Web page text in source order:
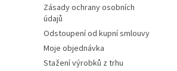
Zásady ochrany osobních
údajů
Odstoupení od kupní smlouvy
Moje objednávka
Stažení výrobků z trhu